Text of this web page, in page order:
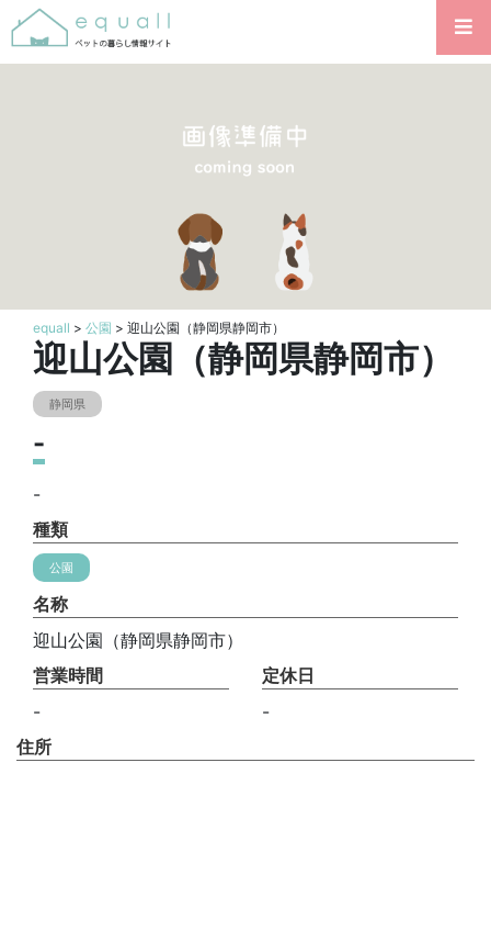
equall > 公園 > 迎山公園（静岡県静岡市）
迎山公園（静岡県静岡市）
静岡県
-
-
種類
公園
名称
迎山公園（静岡県静岡市）
営業時間
-
定休日
-
住所